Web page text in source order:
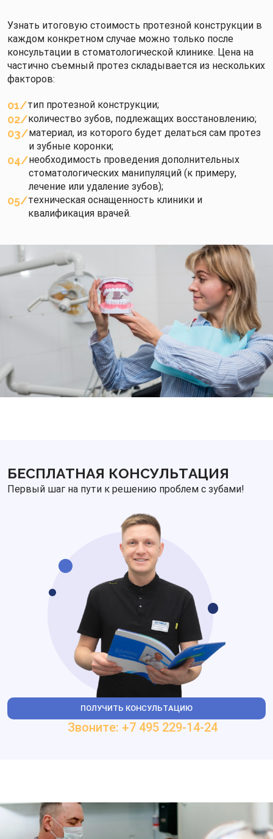
Узнать итоговую стоимость протезной конструкции в
каждом конкретном случае можно только после
консультации в стоматологической клинике. Цена на
частично съемный протез складывается из нескольких
факторов:
01 тип протезной конструкции;
02 количество зубов, подлежащих восстановлению;
03
материал, из которого будет делаться сам протез
и зубные коронки;
04
необходимость проведения дополнительных
стоматологических манипуляций (к примеру,
лечение или удаление зубов);
05
техническая оснащенность клиники и
квалификация врачей.
БЕСПЛАТНАЯ КОНСУЛЬТАЦИЯ
Первый шаг на пути к решению проблем с зубами!
ПОЛУЧИТЬ КОНСУЛЬТАЦИЮ
Звоните: +7 495 229-14-24